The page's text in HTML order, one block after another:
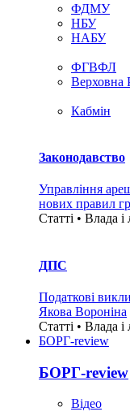
ФДМУ
НБУ
НАБУ
ФГВФЛ
Верховна
Кабмін
Законодавство
Управління
нових правил
Статті • Влада i
ДПС
Податкові
Якова Вороніна
Статті • Влада i
БОРГ-review
БОРГ-review
Вiдео